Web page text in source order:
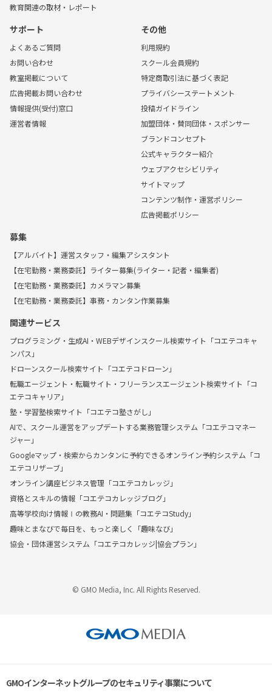
教育関連の取材・レポート
サポート
よくあるご質問
お問い合わせ
教室掲載について
広告掲載お問い合わせ
情報提供(受付)窓口
運営者情報
その他
利用規約
スクール会員規約
特定商取引法に基づく表記
プライバシーステートメント
投稿ガイドライン
加盟団体・賛同団体・スポンサー
ブランドコンセプト
公式キャラクター紹介
ウェブアクセシビリティ
サイトマップ
コンテンツ制作・運営ポリシー
広告掲載ポリシー
募集
【アルバイト】運営スタッフ・編集アシスタント
【在宅勤務・業務委託】ライター募集(ライター・記者・編集者)
【在宅勤務・業務委託】カメラマン募集
【在宅勤務・業務委託】事務・カンタン作業募集
関連サービス
プログラミング・生成AI・WEBデザインスクール検索サイト「コエテコキャ
ンパス」
ドローンスクール検索サイト「コエテコドローン」
転職エージェント・転職サイト・フリーランスエージェント検索サイト「コ
エテコキャリア」
塾・学習塾検索サイト「コエテコ塾さがし」
AIで、スクール運営をアップデートする業務管理システム「コエテコマネー
ジャー」
Googleマップ・検索からカンタンに予約できるオンライン予約システム「コ
エテコリザーブ」
オンライン講座ビジネス管理「コエテコカレッジ」
資格とスキルの情報「コエテコカレッジブログ」
高等学校向け情報Ⅰの教務AI・問題集「コエテコStudy」
趣味とまなびで毎日を、もっと楽しく「趣味なび」
協会・団体運営システム「コエテコカレッジ|協会プラン」
© GMO Media, Inc. All Rights Reserved.
GMOインターネットグループのセキュリティ事業について